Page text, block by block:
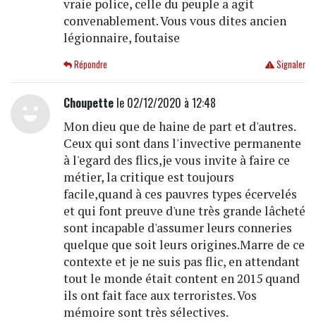
vraie police, celle du peuple a agit
convenablement. Vous vous dites ancien
légionnaire, foutaise
Signaler
Répondre
Choupettele 02/12/2020 à 12:48
Mon dieu que de haine de part et d'autres.
Ceux qui sont dans l'invective permanente
à l'egard des flics,je vous invite à faire ce
métier, la critique est toujours
facile,quand à ces pauvres types écervelés
et qui font preuve d'une très grande lâcheté
sont incapable d'assumer leurs conneries
quelque que soit leurs origines.Marre de ce
contexte et je ne suis pas flic, en attendant
tout le monde était content en 2015 quand
ils ont fait face aux terroristes. Vos
mémoire sont très sélectives.